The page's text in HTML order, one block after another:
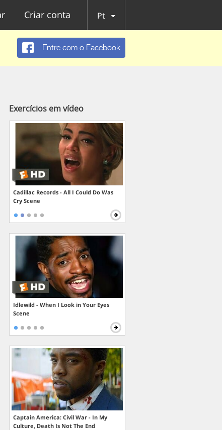
Criar conta Pt
Entre com o Facebook
Exercícios em vídeo
Cadillac Records - All I Could Do Was
Cry Scene
Idlewild - When I Look in Your Eyes
Scene
Captain America: Civil War - In My
Culture, Death Is Not The End